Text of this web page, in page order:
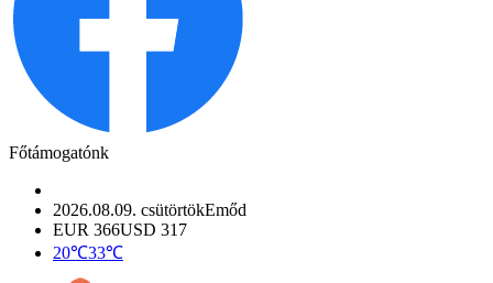
Főtámogatónk
2026.08.09. csütörtökEmőd
EUR 366USD 317
20℃33℃